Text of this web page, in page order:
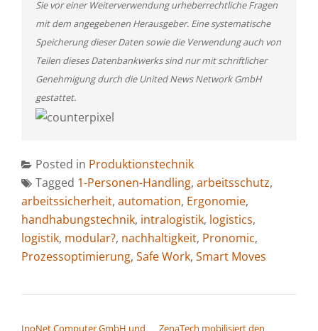
Sie vor einer Weiterverwendung urheberrechtliche Fragen
mit dem angegebenen Herausgeber. Eine systematische
Speicherung dieser Daten sowie die Verwendung auch von
Teilen dieses Datenbankwerks sind nur mit schriftlicher
Genehmigung durch die United News Network GmbH
gestattet.
Posted in Produktionstechnik
Tagged 1-Personen-Handling, arbeitsschutz,
arbeitssicherheit, automation, Ergonomie,
handhabungstechnik, intralogistik, logistics,
logistik, modular?, nachhaltigkeit, Pronomic,
Prozessoptimierung, Safe Work, Smart Moves
InoNet Computer GmbH und
ZenaTech mobilisiert den